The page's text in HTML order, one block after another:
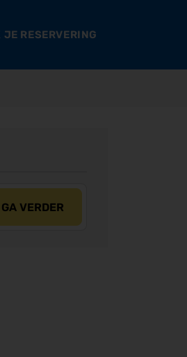
JE RESERVERING
GA VERDER